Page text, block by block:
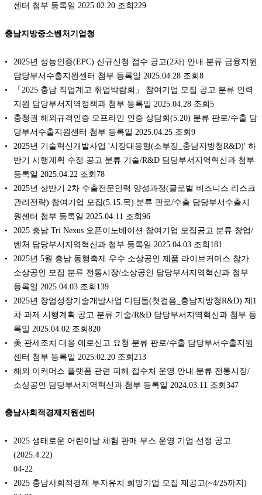
센터 첨부 등록일 2025.02.20 조회229
충남지방중소벤처기업청
2025년 성능인증(EPC) 신규신청 접수 공고(2차) 안내 분류 금융지원
담당부서수출지원센터 첨부 등록일 2025.04.28 조회8
「2025 충남 직업계고 취업박람회」 참여기업 모집 공고 분류 인력
지원 담당부서지역정책과 첨부 등록일 2025.04.28 조회5
충청권 해외규격인증 오프라인 인증 상담회(5.20) 분류 판로/수출 담
당부서수출지원센터 첨부 등록일 2025.04.25 조회9
2025년 기술혁신개발사업 '시장대응형(소부장_충남지방청R&D)' 하
반기 시행계획 수정 공고 분류 기술/R&D 담당부서지역혁신과 첨부
등록일 2025.04.22 조회78
2025년 상반기 2차 수출전문인력 양성과정(글로벌 비즈니스 리스크
관리전략) 참여기업 모집(5.15.목) 분류 판로/수출 담당부서수출지
원센터 첨부 등록일 2025.04.11 조회96
2025 충남 Tri Nexus 오픈이노베이션 참여기업 모집공고 분류 창업/
벤처 담당부서지역혁신과 첨부 등록일 2025.04.03 조회181
2025년 5월 충남 동행축제 우수 소상공인 제품 라이브커머스 참가
소상공인 모집 분류 전통시장/소상공인 담당부서지역혁신과 첨부
등록일 2025.04.03 조회139
2025년 창업성장기술개발사업 디딤돌(첫걸음_충남지방청R&D) 제1
차 과제 시행계획 공고 분류 기술/R&D 담당부서지역혁신과 첨부 등
록일 2025.04.02 조회820
美 관세조치 대응 애로신고 요청 분류 판로/수출 담당부서수출지원
센터 첨부 등록일 2025.02.20 조회213
해외 이커머스 플랫폼 관련 피해 접수처 운영 안내 분류 전통시장/
소상공인 담당부서지역혁신과 첨부 등록일 2024.03.11 조회347
충남사회적경제지원센터
2025 생태로운 어린이날 체험 판매 부스 운영 기업 선정 공고
(2025.4.22)
04-22
2025 충남사회적경제 투자유치 희망기업 모집 재공고(~4/25까지)